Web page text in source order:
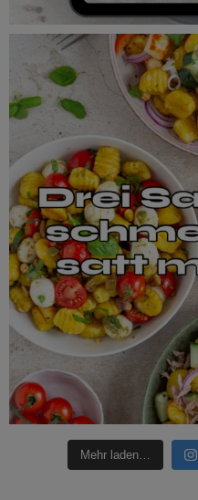
Mehr laden…